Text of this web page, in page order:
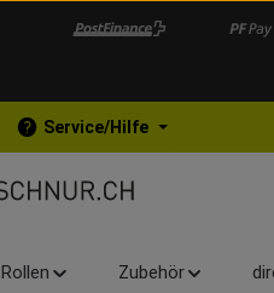
Service/Hilfe
Rollen Zubehör